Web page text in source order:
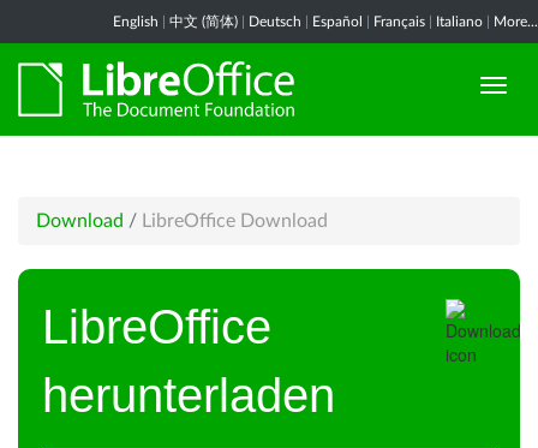
English 中文 (简体) Deutsch Español Français Italiano More...
Download / LibreOffice Download
LibreOffice
herunterladen